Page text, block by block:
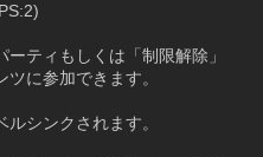
ティもしくは「制限解除」
に参加できます。
シンクされます。